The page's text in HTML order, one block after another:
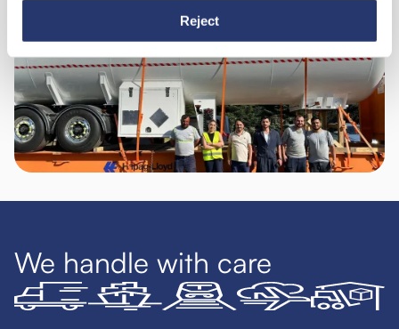
Reject
Din Turcia în Ecuador: navigare lină pentru
We handle with care